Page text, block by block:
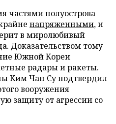
частями полуострова
напряженными, и
в миролюбивый
Доказательством тому
Южной Кореи
радары и ракеты.
Ким Чан Су подтвердил
вооружения
защиту от агрессии со